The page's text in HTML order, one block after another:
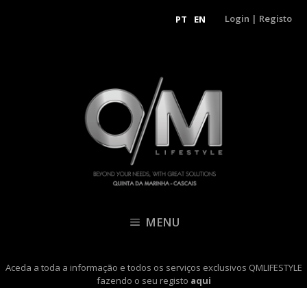
PT EN Login | Registo
MENU
Aceda a toda a informação e todos os serviços exclusivos QMLIFESTYLE
fazendo o seu registo aqui